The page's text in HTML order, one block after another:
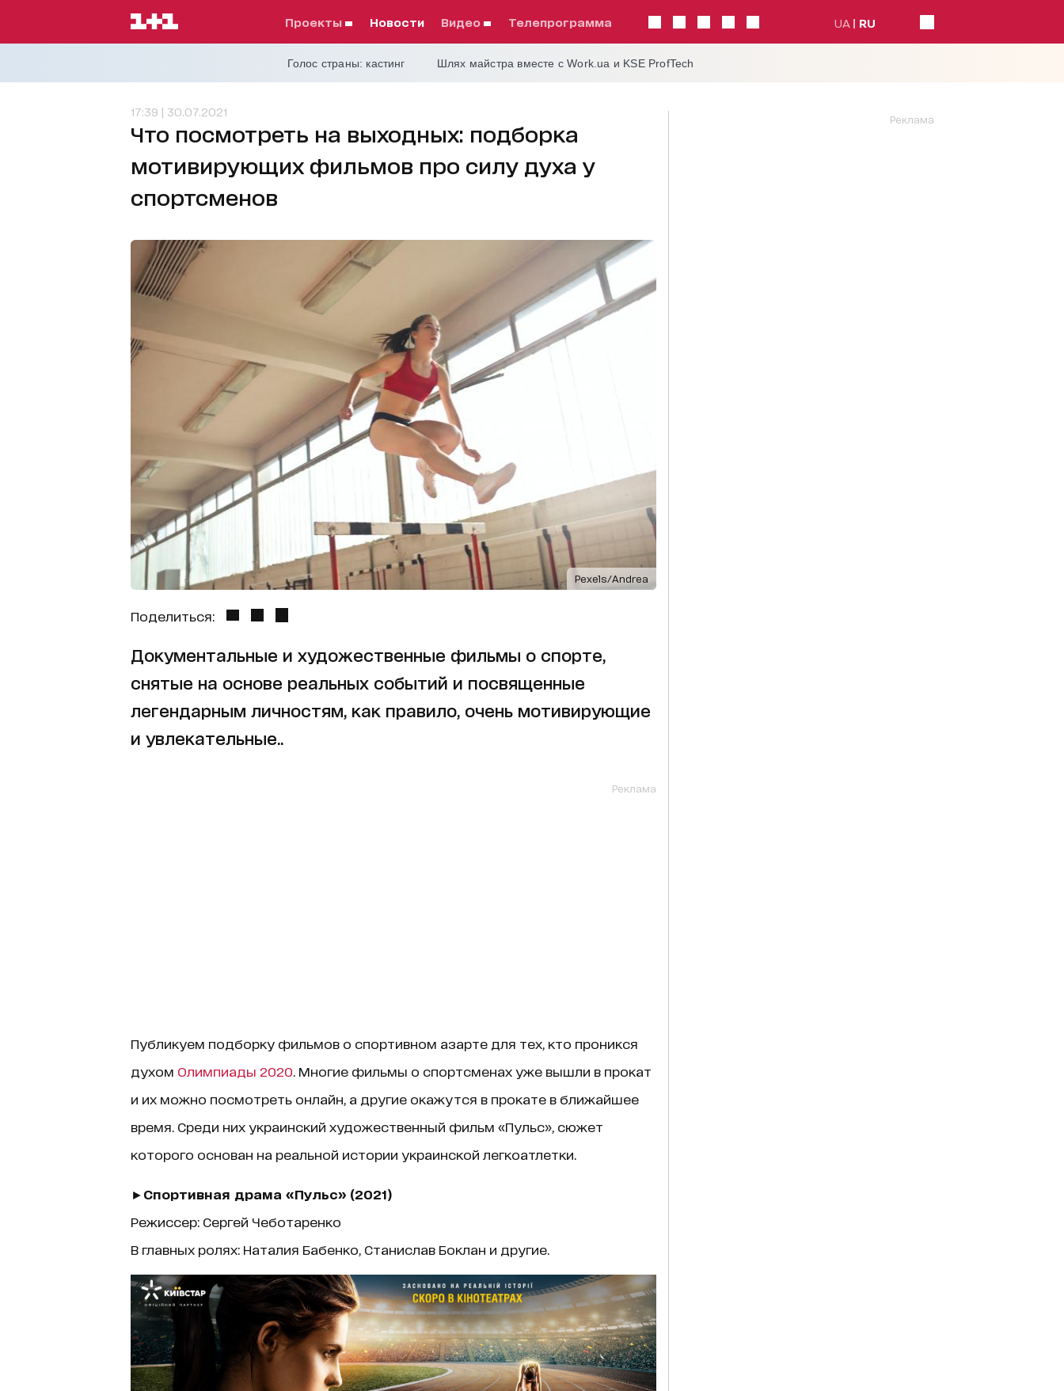
проекты Новости видео телепрограмма UA RU
Голос страны: кастинг Шлях майстра вместе с Work.ua и KSE ProfTech
17:39 | 30.07.2021
Что посмотреть на выходных: подборка
мотивирующих фильмов про силу духа у
спортсменов
Pexels/Andrea
Поделиться:
Документальные и художественные фильмы о спорте,
снятые на основе реальных событий и посвященные
легендарным личностям, как правило, очень мотивирующие
и увлекательные..
Реклама
Публикуем подборку фильмов о спортивном азарте для тех, кто проникся
духом Олимпиады 2020 . Многие фильмы о спортсменах уже вышли в прокат
и их можно посмотреть онлайн, а другие окажутся в прокате в ближайшее
время. Среди них украинский художественный фильм «Пульс», сюжет
которого основан на реальной истории украинской легкоатлетки.
► Спортивная драма «Пульс» (2021)
Режиссер: Сергей Чеботаренко
В главных ролях: Наталия Бабенко, Станислав Боклан и другие.
Реклама